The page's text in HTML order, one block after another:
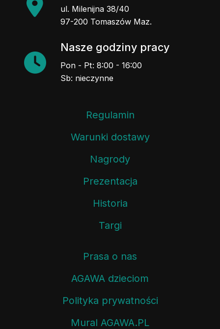
ul. Milenijna 38/40
97-200 Tomaszów Maz.
Nasze godziny pracy
Pon - Pt: 8:00 - 16:00
Sb: nieczynne
Regulamin
Warunki dostawy
Nagrody
Prezentacja
Historia
Targi
Prasa o nas
AGAWA dzieciom
Polityka prywatności
Mural AGAWA.PL